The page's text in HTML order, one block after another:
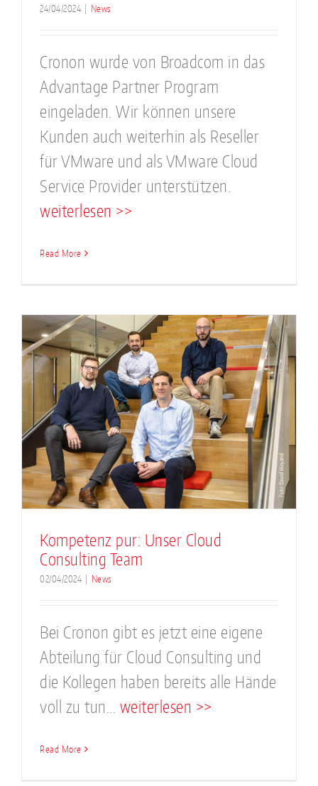
24/04/2024 News
Cronon wurde von Broadcom in das
Advantage Partner Program
eingeladen. Wir können unsere
Kunden auch weiterhin als Reseller
für VMware und als VMware Cloud
Service Provider unterstützen.
weiterlesen >>
Read More
Kompetenz pur: Unser Cloud
Consulting Team
02/04/2024 News
Bei Cronon gibt es jetzt eine eigene
Abteilung für Cloud Consulting und
die Kollegen haben bereits alle Hände
voll zu tun...
weiterlesen >>
Read More